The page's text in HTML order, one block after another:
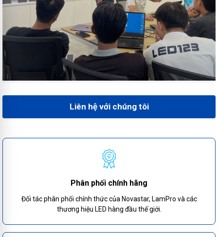
Liên hệ với chúng tôi
Phân phối chính hãng
Đối tác phân phối chính thức của Novastar, LamPro và các
thương hiệu LED hàng đầu thế giới.